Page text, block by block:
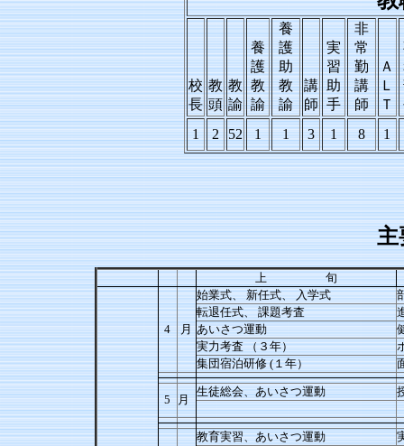
校
長
教
頭
教
諭
養
護
教
諭
養
護
助
教
諭
講
師
実
習
助
手
非
常
勤
講
師
Ａ
Ｌ
Ｔ
1
2 52 1 1 3 1 8 1
主
上 旬
4 月
始業式、 新任式、 入学式
転退任式、 課題考査
あいさつ運動
実力考査 （３年）
集団宿泊研修 (１年）
5 月
生徒総会、あいさつ運動
教育実習、あいさつ運動